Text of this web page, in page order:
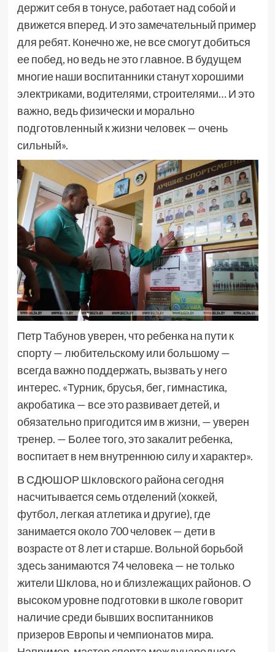
держит себя в тонусе, работает над собой и
движется вперед. И это замечательный пример
для ребят. Конечно же, не все смогут добиться
ее побед, но ведь не это главное. В будущем
многие наши воспитанники станут хорошими
электриками, водителями, строителями… И это
важно, ведь физически и морально
подготовленный к жизни человек — очень
сильный».
Петр Табунов уверен, что ребенка на пути к
спорту — любительскому или большому —
всегда важно поддержать, вызвать у него
интерес. «Турник, брусья, бег, гимнастика,
акробатика — все это развивает детей, и
обязательно пригодится им в жизни, — уверен
тренер. — Более того, это закалит ребенка,
воспитает в нем внутреннюю силу и характер».
В СДЮШОР Шкловского района сегодня
насчитывается семь отделений (хоккей,
футбол, легкая атлетика и другие), где
занимается около 700 человек — дети в
возрасте от 8 лет и старше. Вольной борьбой
здесь занимаются 74 человека — не только
жители Шклова, но и близлежащих районов. О
высоком уровне подготовки в школе говорит
наличие среди бывших воспитанников
призеров Европы и чемпионатов мира.